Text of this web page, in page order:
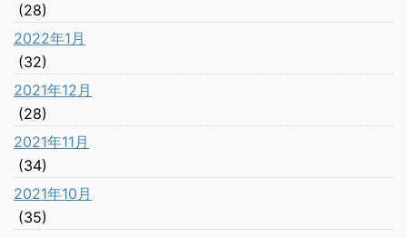
(28)
2022年1月
(32)
2021年12月
(28)
2021年11月
(34)
2021年10月
(35)